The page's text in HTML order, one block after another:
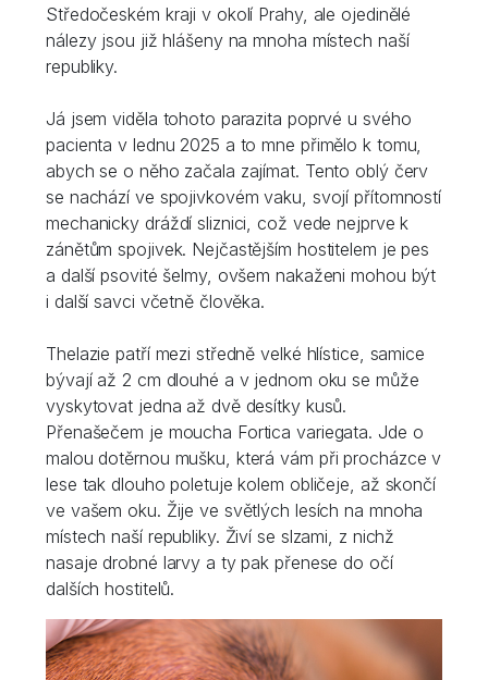
Středočeském kraji v okolí Prahy, ale ojedinělé
nálezy jsou již hlášeny na mnoha místech naší
republiky.
Já jsem viděla tohoto parazita poprvé u svého
pacienta v lednu 2025 a to mne přimělo k tomu,
abych se o něho začala zajímat. Tento oblý červ
se nachází ve spojivkovém vaku, svojí přítomností
mechanicky dráždí sliznici, což vede nejprve k
zánětům spojivek. Nejčastějším hostitelem je pes
a další psovité šelmy, ovšem nakaženi mohou být
i další savci včetně člověka.
Thelazie patří mezi středně velké hlístice, samice
bývají až 2 cm dlouhé a v jednom oku se může
vyskytovat jedna až dvě desítky kusů.
Přenašečem je moucha Fortica variegata. Jde o
malou dotěrnou mušku, která vám při procházce v
lese tak dlouho poletuje kolem obličeje, až skončí
ve vašem oku. Žije ve světlých lesích na mnoha
místech naší republiky. Živí se slzami, z nichž
nasaje drobné larvy a ty pak přenese do očí
dalších hostitelů.